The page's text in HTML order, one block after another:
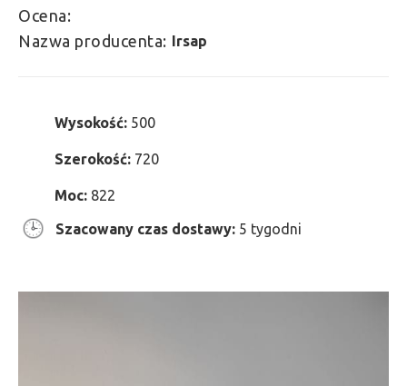
Ocena:
Nazwa producenta: Irsap
Wysokość: 500
Szerokość: 720
Moc: 822
Szacowany czas dostawy: 5 tygodni